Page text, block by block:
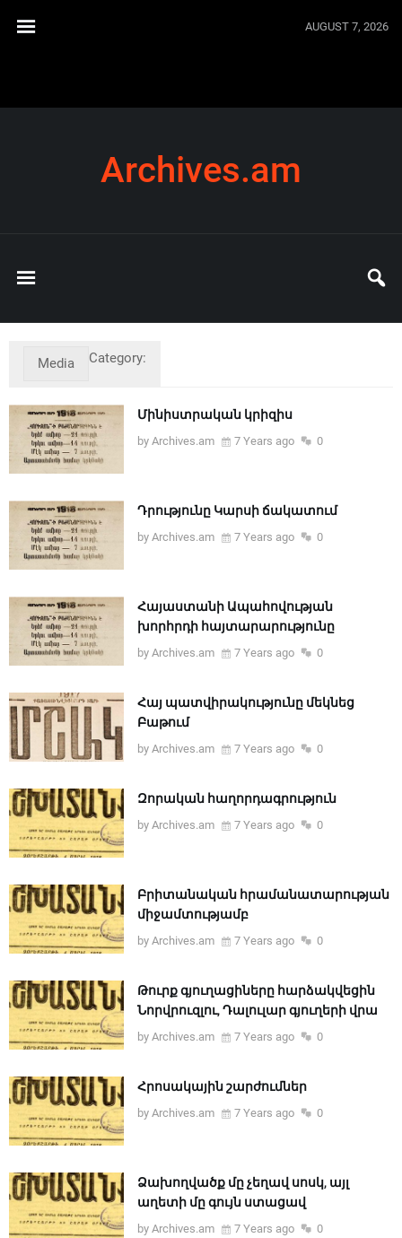
AUGUST 7, 2026
Archives.am
Category:
Media
Մինիստրական կրիզիս
by Archives.am 7 Years ago 0
Դրությունը Կարսի ճակատում
by Archives.am 7 Years ago 0
Հայաստանի Ապահովության
խորհրդի հայտարարությունը
by Archives.am 7 Years ago 0
Հայ պատվիրակությունը մեկնեց
Բաթում
by Archives.am 7 Years ago 0
Զորական հաղորդագրություն
by Archives.am 7 Years ago 0
Բրիտանական հրամանատարության
միջամտությամբ
by Archives.am 7 Years ago 0
Թուրք գյուղացիները հարձակվեցին
Նորվրուզլու, Դալուլար գյուղերի վրա
by Archives.am 7 Years ago 0
Հրոսակային շարժումներ
by Archives.am 7 Years ago 0
Ձախողվածք մը չեղավ սոսկ, այլ
աղետի մը գույն ստացավ
by Archives.am 7 Years ago 0